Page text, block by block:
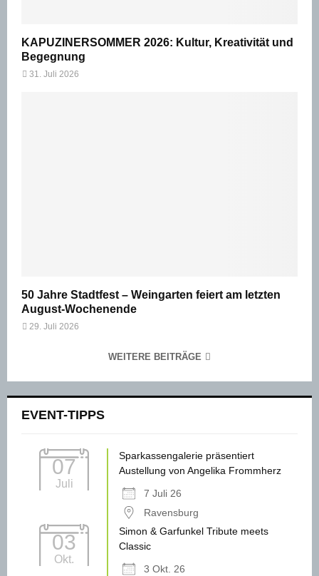
KAPUZINERSOMMER 2026: Kultur, Kreativität und
Begegnung
31. Juli 2026
50 Jahre Stadtfest – Weingarten feiert am letzten
August-Wochenende
29. Juli 2026
WEITERE BEITRÄGE
EVENT-TIPPS
07
Juli
Sparkassengalerie präsentiert
Austellung von Angelika Frommherz
7 Juli 26
Ravensburg
03
Okt.
Simon & Garfunkel Tribute meets
Classic
3 Okt. 26